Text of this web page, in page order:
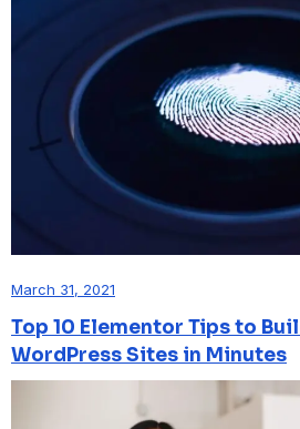
March 31, 2021
Top 10 Elementor Tips to
WordPress Sites in Minutes